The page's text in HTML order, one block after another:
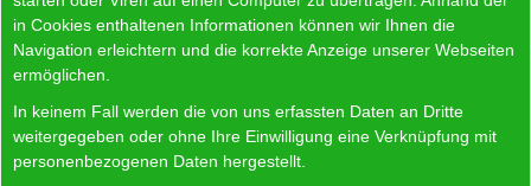
in Cookies enthaltenen Informationen können wir Ihnen die
Navigation erleichtern und die korrekte Anzeige unserer Webseiten
ermöglichen.
In keinem Fall werden die von uns erfassten Daten an Dritte
weitergegeben oder ohne Ihre Einwilligung eine Verknüpfung mit
personenbezogenen Daten hergestellt.